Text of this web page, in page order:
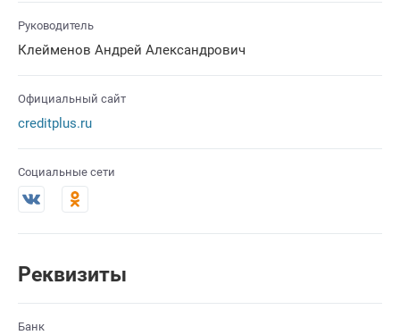
Руководитель
Клейменов Андрей Александрович
Официальный сайт
creditplus.ru
Социальные сети
Реквизиты
Банк